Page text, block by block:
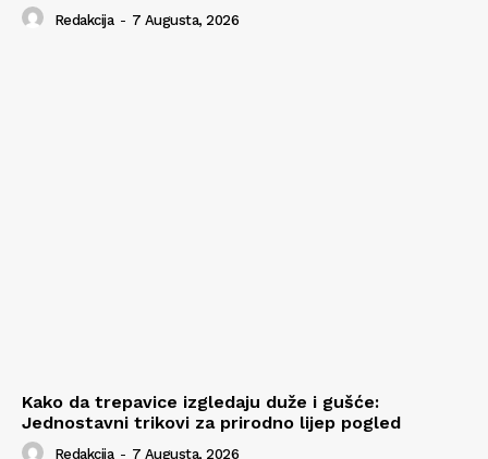
Redakcija - 7 Augusta, 2026
Kako da trepavice izgledaju duže i gušće:
Jednostavni trikovi za prirodno lijep pogled
Redakcija - 7 Augusta, 2026